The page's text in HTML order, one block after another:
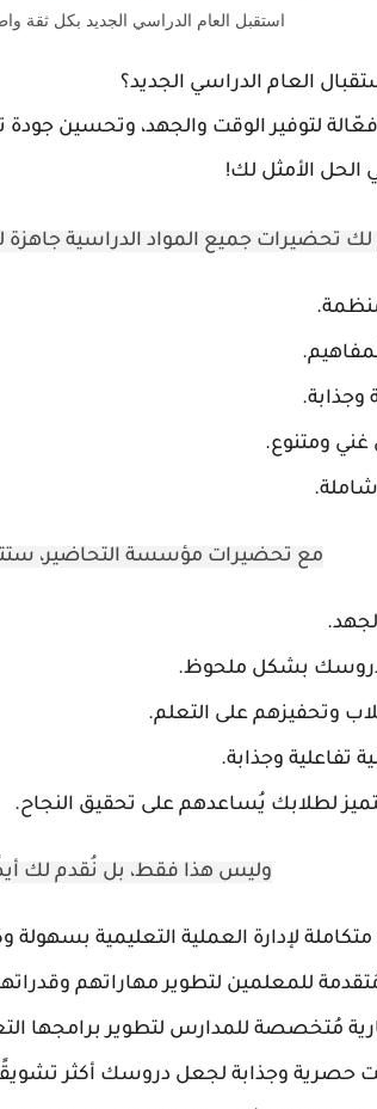
استقبل العام الدراسي الجديد بكل ثقة
العام الدراسي الجديد؟
لتوفير الوقت والجهد، وتحسين جودة
الأمثل لك!
لك تحضيرات جميع المواد الدراسية جاهزة
وجذابة.
ومتنوع.
شاملة.
مع تحضيرات مؤسسة التحاضير،
بشكل ملحوظ.
وتحفيزهم على التعلم.
تفاعلية وجذابة.
لطلابك يُساعدهم على تحقيق النجاح.
وليس هذا فقط، بل نُقدم لك
لإدارة العملية التعليمية بسهولة
للمعلمين لتطوير مهاراتهم
مُتخصصة للمدارس لتطوير برامجها
حصرية وجذابة لجعل دروسك أكثر